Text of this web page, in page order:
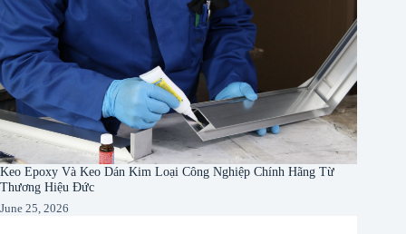
Keo Epoxy Và Keo Dán Kim Loại Công Nghiệp Chính Hãng Từ
Thương Hiệu Đức
June 25, 2026